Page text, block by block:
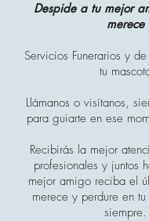
Despide a tu mejor
merece
Servicios Funerarios y
tu
Llámanos o visítanos,
para guiarte en ese
Recibirás la mejor
profesionales y juntos
mejor amigo reciba el
merece y perdure en
siempre.